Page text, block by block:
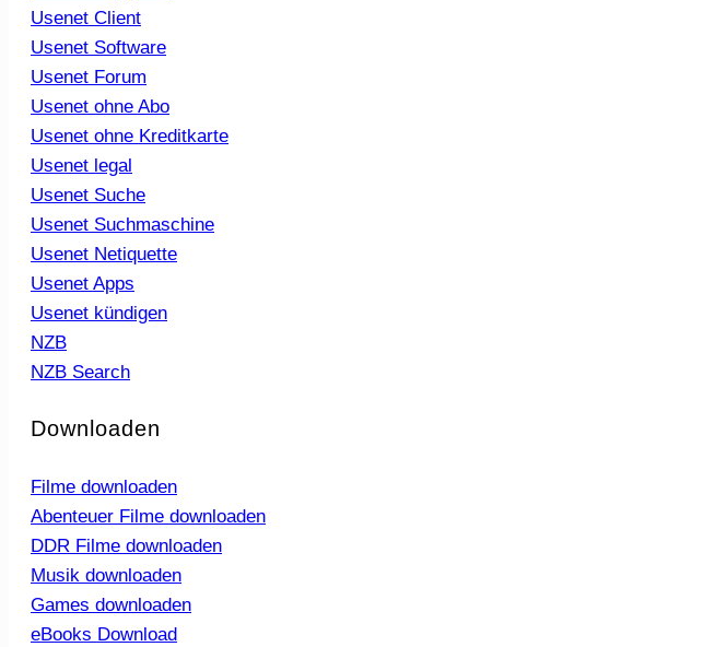
Usenet Client
Usenet Software
Usenet Forum
Usenet ohne Abo
Usenet ohne Kreditkarte
Usenet legal
Usenet Suche
Usenet Suchmaschine
Usenet Netiquette
Usenet Apps
Usenet kündigen
NZB
NZB Search
Downloaden
Filme downloaden
Abenteuer Filme downloaden
DDR Filme downloaden
Musik downloaden
Games downloaden
eBooks Download